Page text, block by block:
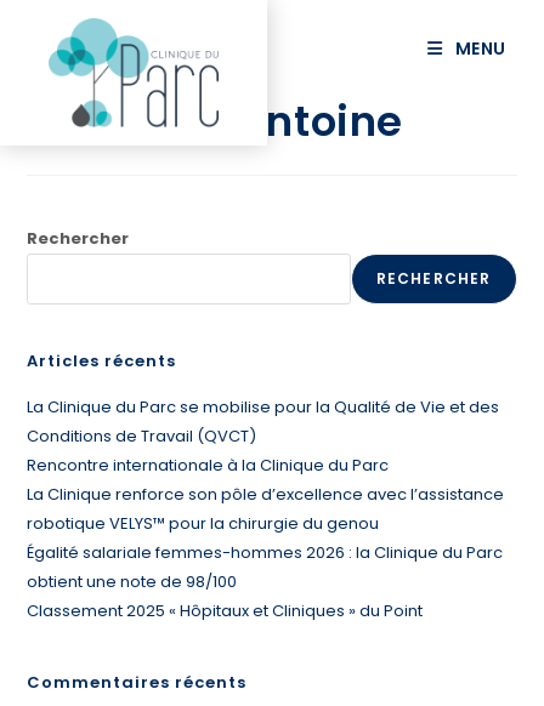
principal
MENU
PIANEZZA Antoine
Rechercher
RECHERCHER
Articles récents
La Clinique du Parc se mobilise pour la Qualité de Vie et des
Conditions de Travail (QVCT)
Rencontre internationale à la Clinique du Parc
La Clinique renforce son pôle d’excellence avec l’assistance
robotique VELYS™ pour la chirurgie du genou
Égalité salariale femmes-hommes 2026 : la Clinique du Parc
obtient une note de 98/100
Classement 2025 « Hôpitaux et Cliniques » du Point
Commentaires récents